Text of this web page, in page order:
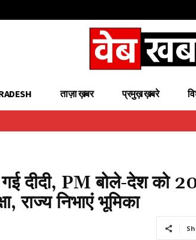
ताज़ा ख़बर प्रमुख़ ख़बरे
दीदी, PM बोले-देश को
राज्य निभाएं भूमिका